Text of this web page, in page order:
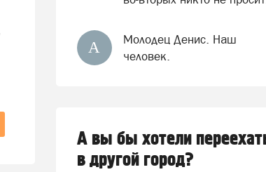
А
Молодец Денис. Наш
человек.
А вы бы хотели
в другой город?